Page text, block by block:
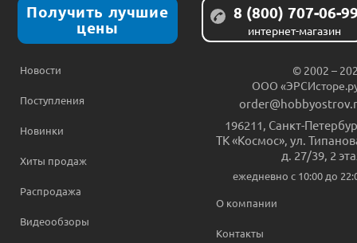
Получить лучшие
цены
8 (800) 707-06-
интернет-магазин
Новости
Поступления
Новинки
Хиты продаж
Распродажа
Видеообзоры
© 2002 –
ООО
196211 Санкт-
ТК «Космос», ул.
д. 27/39, 2
ежедневно c 10:00 до
О компании
Контакты